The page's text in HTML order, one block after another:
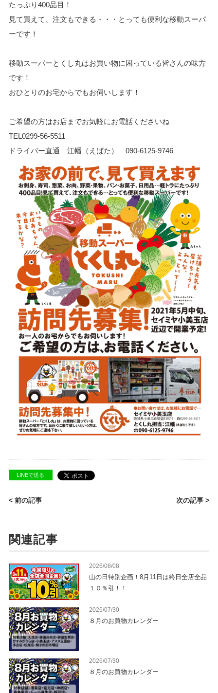
たっぷり400品目！
見て買えて、注文もできる・・・とっても便利な移動スーパ
ーです！
移動スーパーとくし丸はお買い物に困っている皆さんの味方
です！
おひとりのお宅からでもお伺いします！
ご希望の方はお店までお気軽にお電話くださいね
TEL0299-56-5511
ドライバー直通 江幡（えばた） 090-6125-9746
LINEで送る
< 前の記事 次の記事 >
関連記事
2026/08/08
山の日特別企画！8月11日は終日全店全品
１０％引！！
2026/07/30
８月のお買物カレンダー
2026/07/30
８月のお買物カレンダー